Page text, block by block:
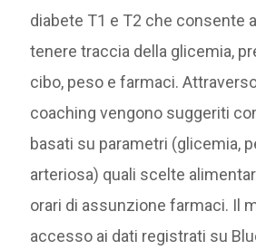
diabete T1 e T2 che consente
tenere traccia della glicemia,
cibo, peso e farmaci.
coaching vengono suggeriti
basati su parametri (glicemia,
arteriosa) quali scelte
orari di assunzione farmaci. Il
accesso ai dati registrati su